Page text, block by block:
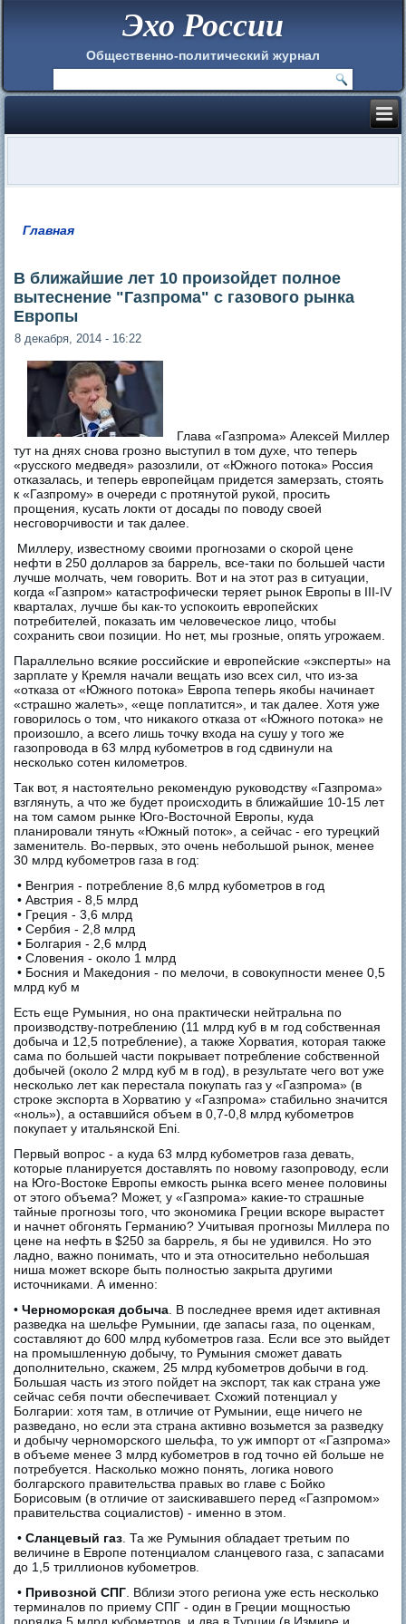
Эхо России
Общественно-политический журнал
Главная
В ближайшие лет 10 произойдет полное
вытеснение "Газпрома" с газового рынка
Европы
8 декабря, 2014 - 16:22
Глава «Газпрома» Алексей Миллер
тут на днях снова грозно выступил в том духе, что теперь
«русского медведя» разозлили, от «Южного потока» Россия
отказалась, и теперь европейцам придется замерзать, стоять
к «Газпрому» в очереди с протянутой рукой, просить
прощения, кусать локти от досады по поводу своей
несговорчивости и так далее.
Миллеру, известному своими прогнозами о скорой цене
нефти в 250 долларов за баррель, все-таки по большей части
лучше молчать, чем говорить. Вот и на этот раз в ситуации,
когда «Газпром» катастрофически теряет рынок Европы в III-IV
кварталах, лучше бы как-то успокоить европейских
потребителей, показать им человеческое лицо, чтобы
сохранить свои позиции. Но нет, мы грозные, опять угрожаем.
Параллельно всякие российские и европейские «эксперты» на
зарплате у Кремля начали вещать изо всех сил, что из-за
«отказа от «Южного потока» Европа теперь якобы начинает
«страшно жалеть», «еще поплатится», и так далее. Хотя уже
говорилось о том, что никакого отказа от «Южного потока» не
произошло, а всего лишь точку входа на сушу у того же
газопровода в 63 млрд кубометров в год сдвинули на
несколько сотен километров.
Так вот, я настоятельно рекомендую руководству «Газпрома»
взглянуть, а что же будет происходить в ближайшие 10-15 лет
на том самом рынке Юго-Восточной Европы, куда
планировали тянуть «Южный поток», а сейчас - его турецкий
заменитель. Во-первых, это очень небольшой рынок, менее
30 млрд кубометров газа в год:
• Венгрия - потребление 8,6 млрд кубометров в год
• Австрия - 8,5 млрд
• Греция - 3,6 млрд
• Сербия - 2,8 млрд
• Болгария - 2,6 млрд
• Словения - около 1 млрд
• Босния и Македония - по мелочи, в совокупности менее 0,5
млрд куб м
Есть еще Румыния, но она практически нейтральна по
производству-потреблению (11 млрд куб в м год собственная
добыча и 12,5 потребление), а также Хорватия, которая также
сама по большей части покрывает потребление собственной
добычей (около 2 млрд куб м в год), в результате чего вот уже
несколько лет как перестала покупать газ у «Газпрома» (в
строке экспорта в Хорватию у «Газпрома» стабильно значится
«ноль»), а оставшийся объем в 0,7-0,8 млрд кубометров
покупает у итальянской Eni.
Первый вопрос - а куда 63 млрд кубометров газа девать,
которые планируется доставлять по новому газопроводу, если
на Юго-Востоке Европы емкость рынка всего менее половины
от этого объема? Может, у «Газпрома» какие-то страшные
тайные прогнозы того, что экономика Греции вскоре вырастет
и начнет обгонять Германию? Учитывая прогнозы Миллера по
цене на нефть в $250 за баррель, я бы не удивился. Но это
ладно, важно понимать, что и эта относительно небольшая
ниша может вскоре быть полностью закрыта другими
источниками. А именно:
•Черноморская добыча . В последнее время идет активная
разведка на шельфе Румынии, где запасы газа, по оценкам,
составляют до 600 млрд кубометров газа. Если все это выйдет
на промышленную добычу, то Румыния сможет давать
дополнительно, скажем, 25 млрд кубометров добычи в год.
Большая часть из этого пойдет на экспорт, так как страна уже
сейчас себя почти обеспечивает. Схожий потенциал у
Болгарии: хотя там, в отличие от Румынии, еще ничего не
разведано, но если эта страна активно возьмется за разведку
и добычу черноморского шельфа, то уж импорт от «Газпрома»
в объеме менее 3 млрд кубометров в год точно ей больше не
потребуется. Насколько можно понять, логика нового
болгарского правительства правых во главе с Бойко
Борисовым (в отличие от заискивавшего перед «Газпромом»
правительства социалистов) - именно в этом.
•Сланцевый газ . Та же Румыния обладает третьим по
величине в Европе потенциалом сланцевого газа, с запасами
до 1,5 триллионов кубометров.
• Привозной СПГ . Вблизи этого региона уже есть несколько
терминалов по приему СПГ - один в Греции мощностью